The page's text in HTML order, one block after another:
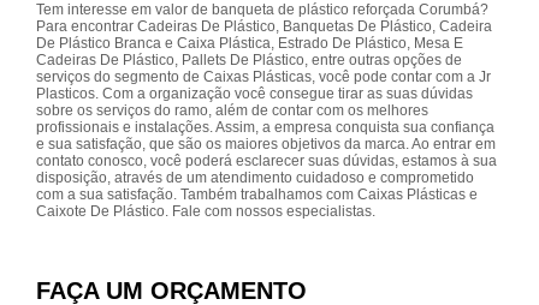
Tem interesse em valor de banqueta de plástico reforçada Corumbá?
Para encontrar Cadeiras De Plástico, Banquetas De Plástico, Cadeira
De Plástico Branca e Caixa Plástica, Estrado De Plástico, Mesa E
Cadeiras De Plástico, Pallets De Plástico, entre outras opções de
serviços do segmento de Caixas Plásticas, você pode contar com a Jr
Plasticos. Com a organização você consegue tirar as suas dúvidas
sobre os serviços do ramo, além de contar com os melhores
profissionais e instalações. Assim, a empresa conquista sua confiança
e sua satisfação, que são os maiores objetivos da marca. Ao entrar em
contato conosco, você poderá esclarecer suas dúvidas, estamos à sua
disposição, através de um atendimento cuidadoso e comprometido
com a sua satisfação. Também trabalhamos com Caixas Plásticas e
Caixote De Plástico. Fale com nossos especialistas.
FAÇA UM ORÇAMENTO